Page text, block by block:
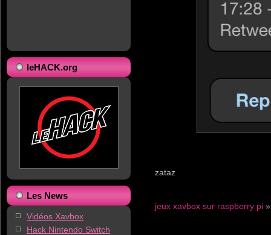
leHACK.org
Les News
Vidéos Xavbox
Hack Nintendo Switch
zataz
jeux xavbox sur raspberry pi »